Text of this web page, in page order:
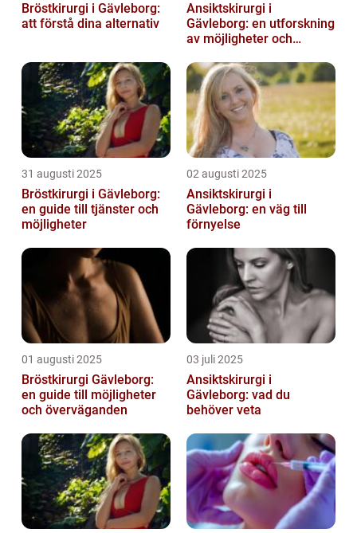
Bröstkirurgi i Gävleborg:
att förstå dina alternativ
Ansiktskirurgi i
Gävleborg: en utforskning
av möjligheter och
31 augusti 2025
Bröstkirurgi i Gävleborg:
en guide till tjänster och
möjligheter
02 augusti 2025
Ansiktskirurgi i
Gävleborg: en väg till
förnyelse
01 augusti 2025
Bröstkirurgi Gävleborg:
en guide till möjligheter
och överväganden
03 juli 2025
Ansiktskirurgi i
Gävleborg: vad du
behöver veta